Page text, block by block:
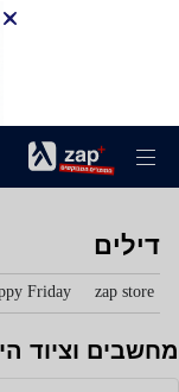
דילים
zap store
Friday
מחשבים וציוד